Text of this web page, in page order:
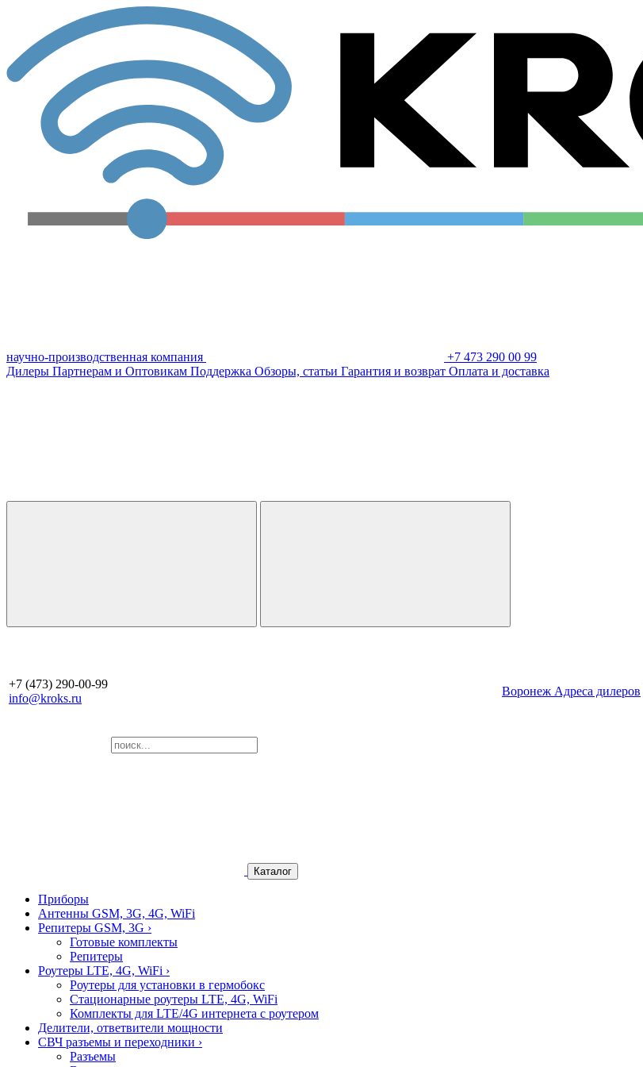
научно-производственная компания
+7 473 290 00 99
Дилеры Партнерам и Оптовикам Поддержка Обзоры, статьи Гарантия и возврат Оплата и доставка
+7 (473) 290-00-99
info@kroks.ru
Воронеж Aдреса дилеров
Каталог
Приборы
Антенны GSM, 3G, 4G, WiFi
Репитеры GSM, 3G ›
Готовые комплекты
Репитеры
Роутеры LTE, 4G, WiFi ›
Роутеры для установки в гермобокс
Стационарные роутеры LTE, 4G, WiFi
Комплекты для LTE/4G интернета с роутером
Делители, ответвители мощности
СВЧ разъемы и переходники ›
Разъемы